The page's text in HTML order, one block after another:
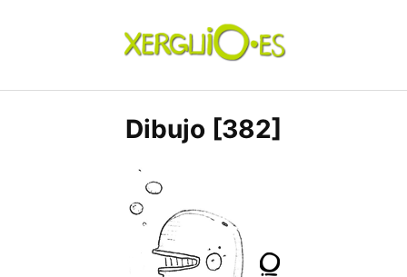
xerguio.ES | ilustración
Dibujo [382]